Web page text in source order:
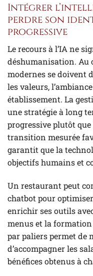
Intégrer
perdre son
progressive
Le recours à l’IA ne
déshumanisation. Au
modernes se doivent
les valeurs,
établissement. La
une stratégie à long
progressive plutôt
transition mesurée
garantit que la
objectifs humains et
Un restaurant peut
chatbot pour
enrichir ses outils
menus et la
par paliers permet de
d’accompagner les
bénéfices obtenus à